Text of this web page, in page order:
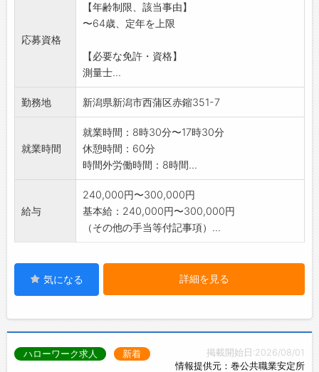
件部門のいずれか)資格が必要です
〇業務は公共事業の委託が中心のため、年間を
的な仕事ができます。(9月～11月が繁忙期です)
〇内業と外業のメリハリがあり、いずれかの業
務を1日集中して行
うことがほとんどなので、効率的に業務を行っ
〇令和7年度より完全週休2日制を導入しまし
た。
〇地元新潟の建築や工事の基盤を一緒に創造し
ていきませんか?
【変更の範囲】変更なし
応募資格
【年齢制限、該当事由】
〜64歳、定年を上限
【必要な免許・資格】
測量士...
勤務地 新潟県新潟市西蒲区赤鏥351-7
就業時間
就業時間：8時30分〜17時30分
休憩時間：60分
時間外労働時間：8時間...
給与
240,000円〜300,000円
基本給：240,000円〜300,000円
（その他の手当等付記事項）...
気になる 詳細を見る
掲載開始日:2026/08/01
情報提供元：巻公共職業安定所
ハローワーク求人 新着